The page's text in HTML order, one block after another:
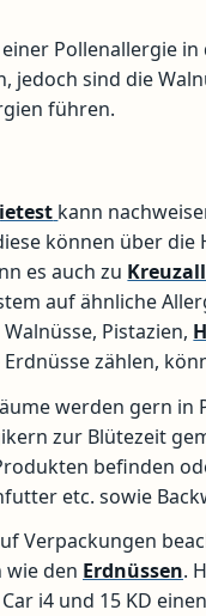
Pollenallergie
sind die
führen.
kann
können über die
es auch zu
auf ähnliche
Walnüsse, Pistazien,
zählen,
werden gern
zur Blütezeit
befinden
etc. sowie
Verpackungen
den Erdnüssen.
i4 und 15 KD einen